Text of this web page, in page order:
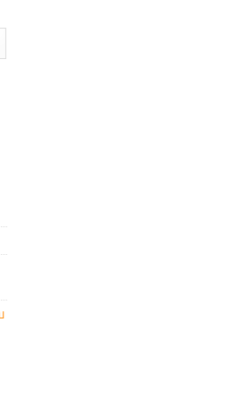
MARKER สเต็ดเลอร์ (ลบไม่ออก)